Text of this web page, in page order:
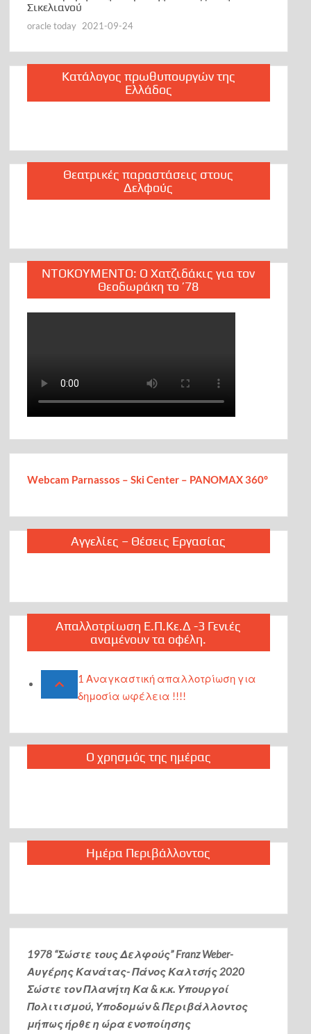
Σικελιανού
oracle today 2021-09-24
Κατάλογος πρωθυπουργών της
Ελλάδος
Θεατρικές παραστάσεις στους
Δελφούς
ΝΤΟΚΟΥΜΕΝΤΟ: Ο Χατζιδάκις για τον
Θεοδωράκη το ’78
Webcam Parnassos – Ski Center – PANOMAX 360°
Αγγελίες – Θέσεις Εργασίας
Απαλλοτρίωση Ε.Π.Κε.Δ -3 Γενιές
αναμένουν τα οφέλη.
1 Αναγκαστική απαλλοτρίωση για
δημοσία ωφέλεια !!!!
Ο χρησμός της ημέρας
Ημέρα Περιβάλλοντος
1978 “Σώστε τους Δελφούς” Franz Weber-
Αυγέρης Κανάτας- Πάνος Καλτσής2020
Σώστε τον Πλανήτη Κα & κ.κ. Υπουργοί
Πολιτισμού, Υποδομών & Περιβάλλοντος
μήπως ήρθε η ώρα ενοποίησης